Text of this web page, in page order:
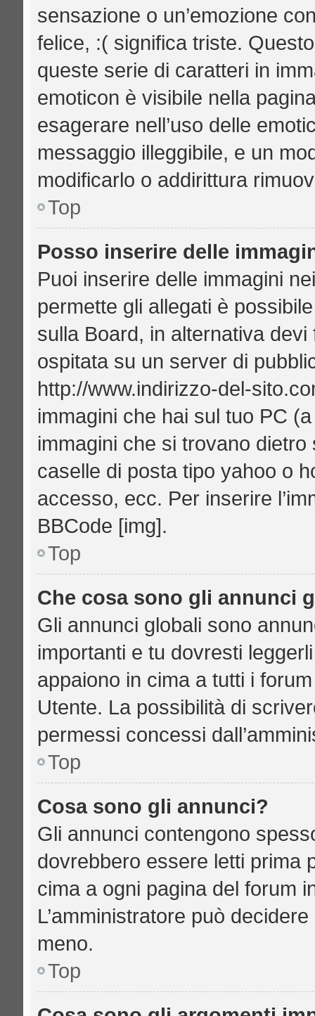
sensazione o un’emozione
felice, :( significa triste.
queste serie di caratteri in
emoticon è visibile nella
esagerare nell’uso delle
messaggio illeggibile, e un
modificarlo o addirittura
Top
Posso inserire delle
Puoi inserire delle immagini
permette gli allegati è
sulla Board, in alternativa devi
ospitata su un server di
http://www.indirizzo-del-
immagini che hai sul tuo PC
immagini che si trovano
caselle di posta tipo yahoo o
accesso, ecc. Per inserire
BBCode [img].
Top
Che cosa sono gli annunci
Gli annunci globali sono
importanti e tu dovresti
appaiono in cima a tutti i
Utente. La possibilità di
permessi concessi
Top
Cosa sono gli annunci?
Gli annunci contengono
dovrebbero essere letti prima
cima a ogni pagina del forum
L’amministratore può
meno.
Top